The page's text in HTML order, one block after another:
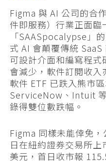
Figma 與 AI 公司的合
件即服務）行業正面臨
「SAASpocalypse」
式 AI 會顛覆傳統
可設計介面和編寫程
會減少，軟件訂閱收
軟件 ETF 已跌入熊市
ServiceNow、Intuit
錄得雙位數跌幅。
Figma 同樣未能倖免
日在紐約證券交易所
美元，首日收市報